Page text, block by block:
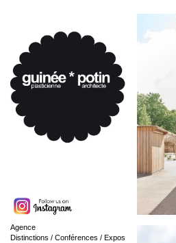
Agence
Distinctions / Conférences / Expos